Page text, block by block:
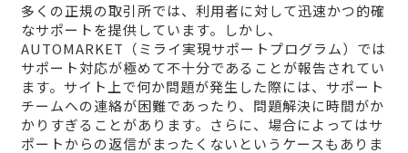
多くの正規の取引所では、利用者に対して迅速かつ的確
なサポートを提供しています。しかし、
AUTOMARKET（ミライ実現サポートプログラム）では
サポート対応が極めて不十分であることが報告されてい
ます。サイト上で何か問題が発生した際には、サポート
チームへの連絡が困難であったり、問題解決に時間がか
かりすぎることがあります。さらに、場合によってはサ
ポートからの返信がまったくないというケースもありま